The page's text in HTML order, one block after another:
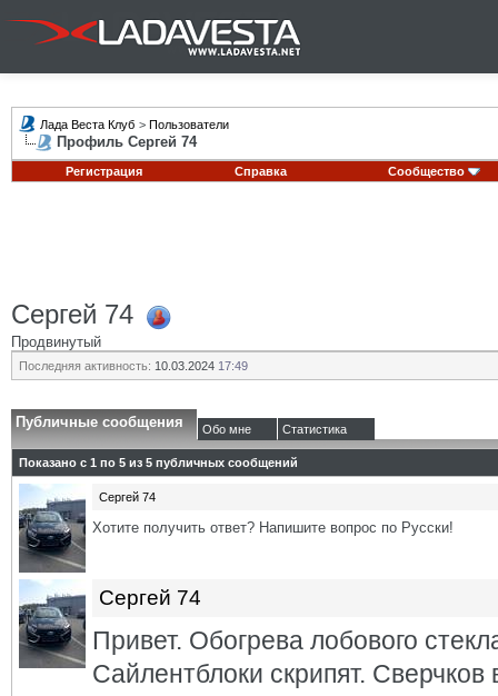
Лада Веста Клуб > Пользователи
Профиль Сергей 74
Регистрация Справка Сообщество
Сергей 74
Продвинутый
Последняя активность: 10.03.2024 17:49
Публичные сообщения Обо мне Статистика
Показано с 1 по 5 из 5 публичных сообщений
Сергей 74
Хотите получить ответ? Напишите вопрос по Русски!
Сергей 74
Привет. Обогрева лобового
Сайлентблоки скрипят.